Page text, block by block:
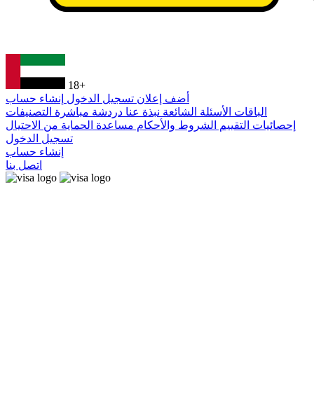
18+
أضف إعلان تسجيل الدخول إنشاء حساب
الباقات الأسئلة الشائعة نبذة عنا دردشة مباشرة التصنيفات
إحصائيات التقييم
الشروط والأحكام مساعدة الحماية من الاحتيال
تسجيل الدخول
إنشاء حساب
اتصل بنا